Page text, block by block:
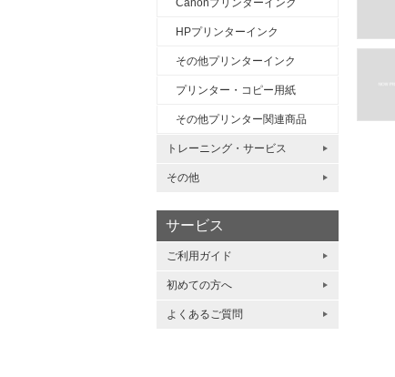
Canonプリンターインク
HPプリンターインク
その他プリンターインク
プリンター・コピー用紙
その他プリンター関連商品
トレーニング・サービス
その他
サービス
ご利用ガイド
初めての方へ
よくあるご質問